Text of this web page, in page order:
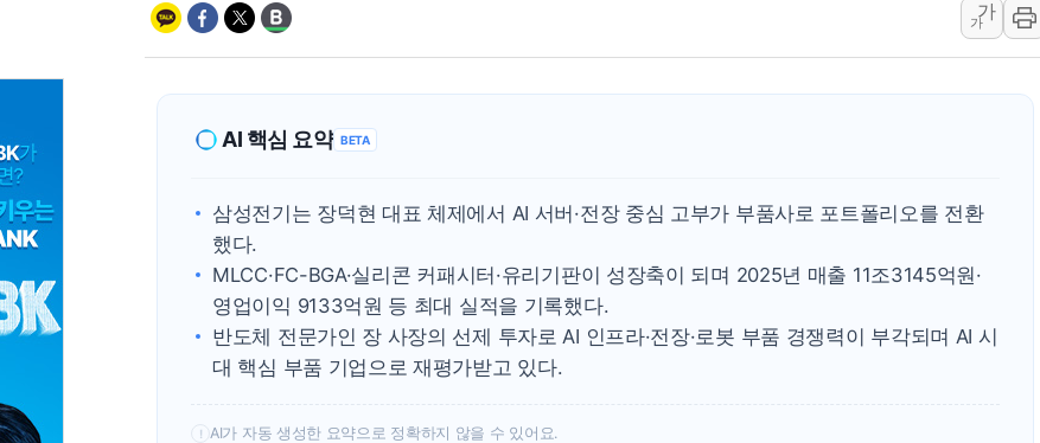
특정 정치인 측근 포항시 정책특보 내정설...포항시 '시끌'
李 "해남 태양광, 대한민국 다음 100년 밑거름…수도권
가
가
AI 핵심 요약 BETA
삼성전기는 장덕현 대표 체제에서 AI 서버·전장 중심 고부가 부품사로 포트폴리오를 전환
했다.
MLCC·FC-BGA·실리콘 커패시터·유리기판이 성장축이 되며 2025년 매출 11조3145억원·
영업이익 9133억원 등 최대 실적을 기록했다.
반도체 전문가인 장 사장의 선제 투자로 AI 인프라·전장·로봇 부품 경쟁력이 부각되며 AI 시
대 핵심 부품 기업으로 재평가받고 있다.
! AI가 자동 생성한 요약으로 정확하지 않을 수 있어요.